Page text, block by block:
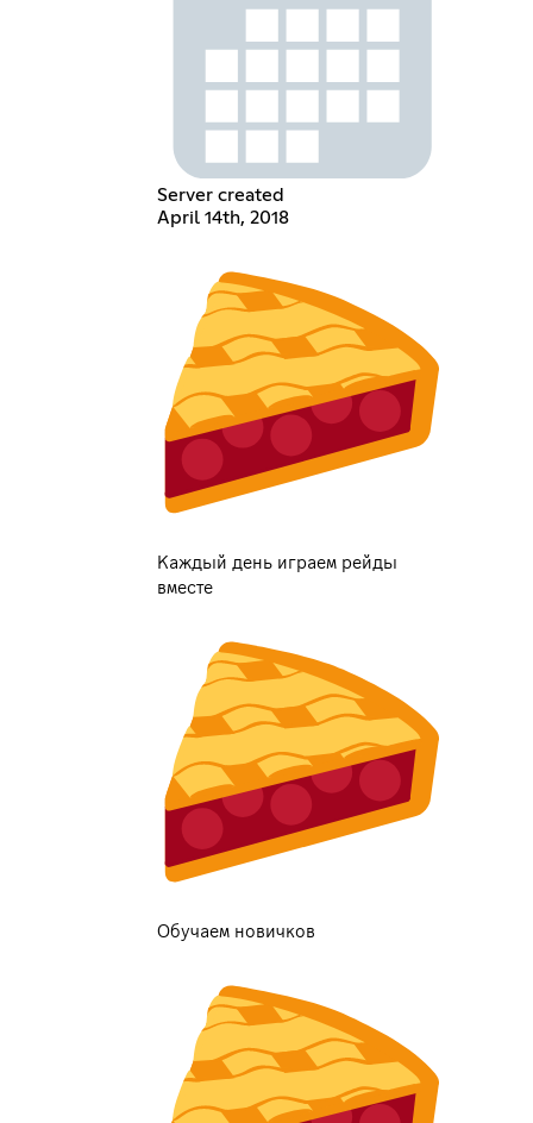
Server created
April 14th, 2018
Каждый день играем рейды
вместе
Обучаем новичков